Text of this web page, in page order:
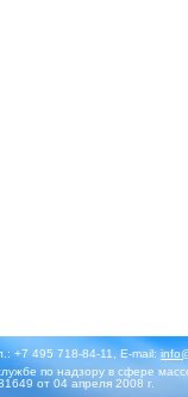
+7 495 718-84-11, E-mail:
по надзору в сфере
от 04 апреля 2008 г.